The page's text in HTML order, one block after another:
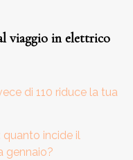
viaggio in elettrico
di 110 riduce la tua
quanto incide il
gennaio?